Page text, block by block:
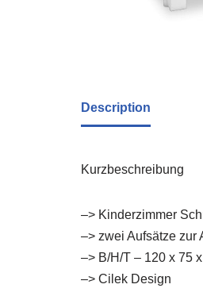
Description
Kurzbeschreibung
–> Kinderzimmer
–> zwei Aufsätze zur
–> B/H/T – 120 x 75
–> Cilek Design